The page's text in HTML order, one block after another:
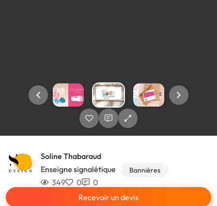
Soline Thabaraud
Enseigne signalétique
Bannières
349 0
0
Recevoir un devis